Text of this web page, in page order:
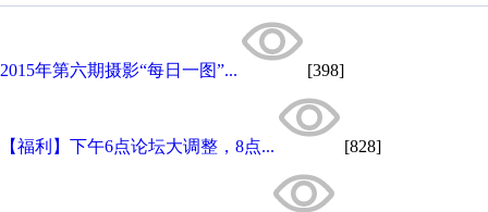
2015年第六期摄影“每日一图”... [398]
【福利】下午6点论坛大调整，8点... [828]